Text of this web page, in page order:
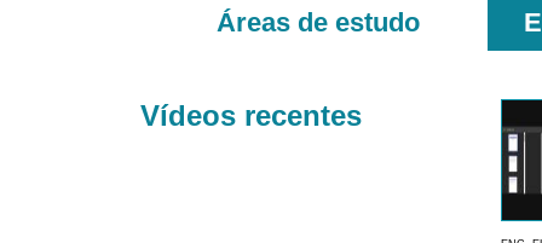
Áreas de estudo
Vídeos recentes